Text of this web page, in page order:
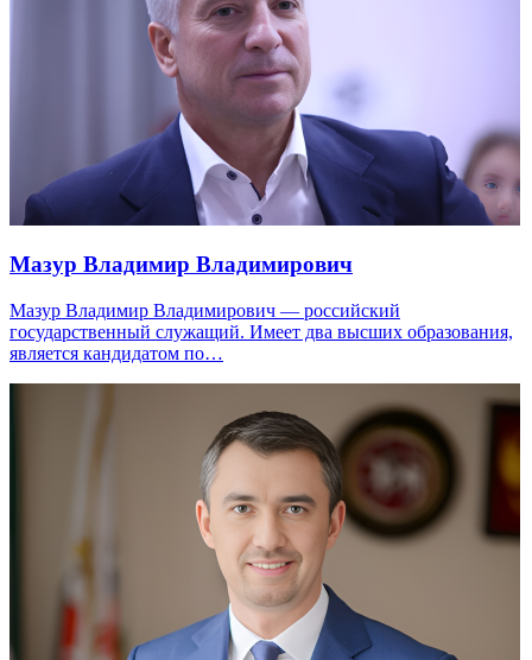
Мазур Владимир Владимирович
Мазур Владимир Владимирович — российский
государственный служащий. Имеет два высших образования,
является кандидатом по…